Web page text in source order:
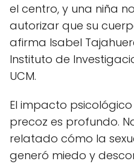
el centro, y una niña
autorizar que su
afirma Isabel
Instituto de
UCM.
El impacto
precoz es profundo.
relatado cómo la
generó miedo y